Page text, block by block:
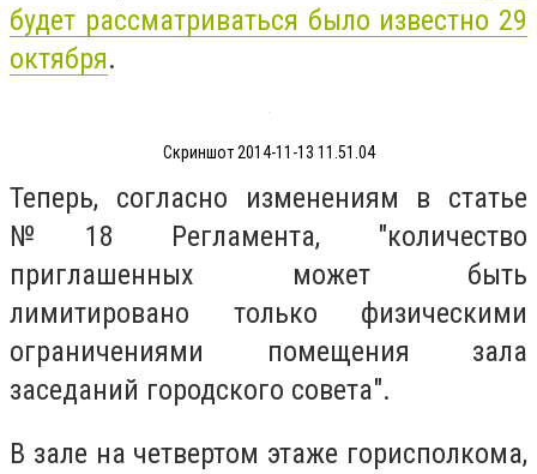
будет рассматриваться было известно 29
октября.
Скриншот 2014-11-13 11.51.04
Теперь, согласно изменениям в статье
№18 Регламента, "количество
приглашенных может быть
лимитировано только физическими
ограничениями помещения зала
заседаний городского совета".
В зале на четвертом этаже горисполкома,